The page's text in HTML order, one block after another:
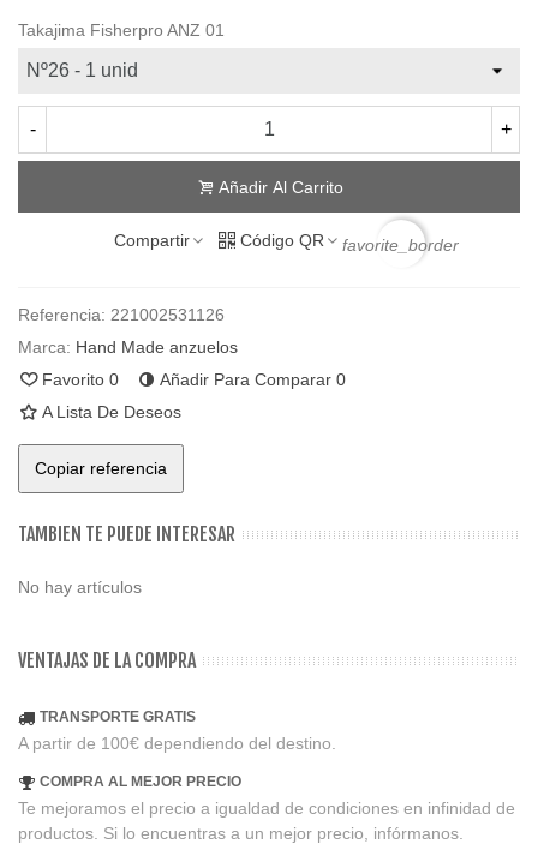
Takajima Fisherpro ANZ 01
- +
Añadir Al Carrito
Compartir Código QR favorite_border
Referencia: 221002531126
Marca: Hand Made anzuelos
Favorito 0 Añadir Para Comparar 0
A Lista De Deseos
Copiar referencia
TAMBIEN TE PUEDE INTERESAR
No hay artículos
VENTAJAS DE LA COMPRA
TRANSPORTE GRATIS
A partir de 100€ dependiendo del destino.
COMPRA AL MEJOR PRECIO
Te mejoramos el precio a igualdad de condiciones en infinidad de
productos. Si lo encuentras a un mejor precio, infórmanos.